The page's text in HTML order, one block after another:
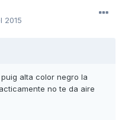
2015
alta color negro la
no te da aire